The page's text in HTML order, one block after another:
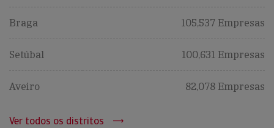
Braga 105,537 Empresas
Setúbal 100,631 Empresas
Aveiro 82,078 Empresas
Ver todos os distritos